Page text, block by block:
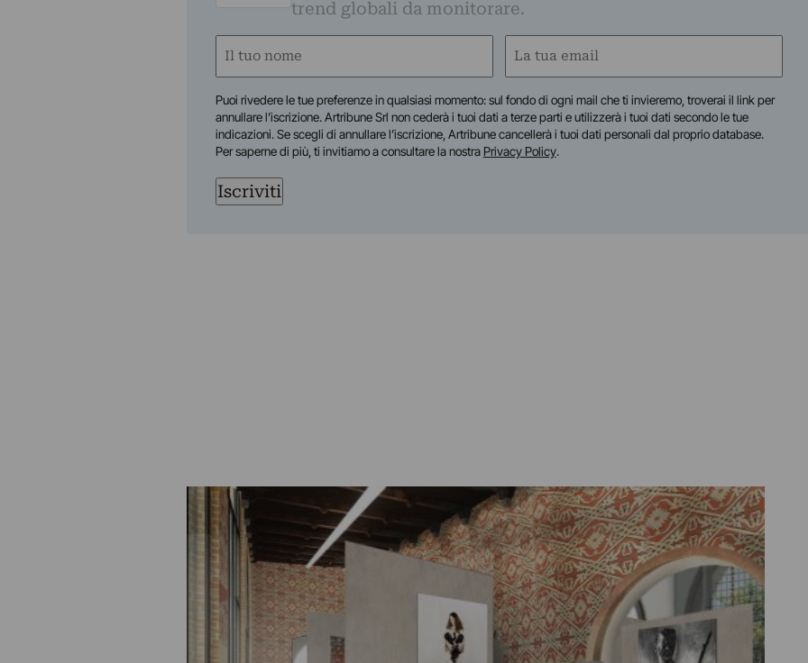
trend globali da monitorare.
Nome
Email
Puoi rivedere le tue preferenze in qualsiasi momento: sul fondo di ogni mail che ti invieremo, troverai il link per
annullare l’iscrizione. Artribune Srl non cederà i tuoi dati a terze parti e utilizzerà i tuoi dati secondo le tue
indicazioni. Se scegli di annullare l’iscrizione, Artribune cancellerà i tuoi dati personali dal proprio database.
Per saperne di più, ti invitiamo a consultare la nostra Privacy Policy.
Iscriviti